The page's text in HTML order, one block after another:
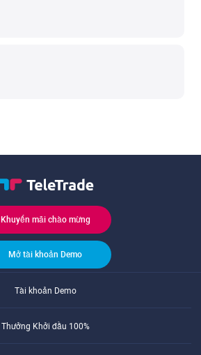
Khuyến mãi chào mừng
Mở tài khoản Demo
Tài khoản Demo
Thưởng Khởi đầu 100%